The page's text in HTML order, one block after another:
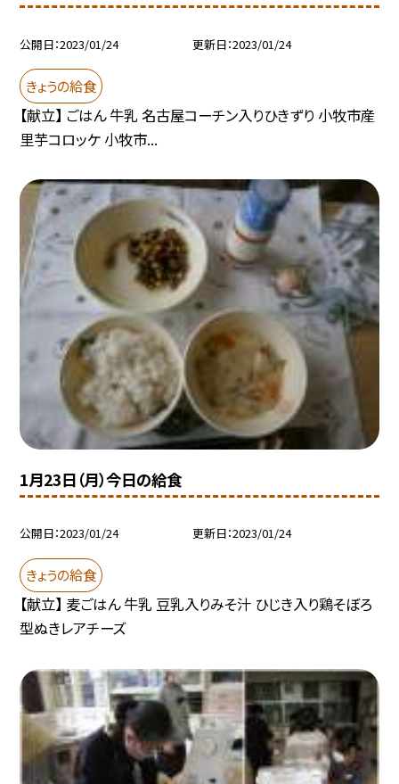
公開日 2023/01/24 更新日 2023/01/24
きょうの給食
【献立】 ごはん 牛乳 名古屋コーチン入りひきずり 小牧市産
里芋コロッケ 小牧市...
1月23日（月）今日の給食
公開日 2023/01/24 更新日 2023/01/24
きょうの給食
【献立】 麦ごはん 牛乳 豆乳入りみそ汁 ひじき入り鶏そぼろ
型ぬきレアチーズ